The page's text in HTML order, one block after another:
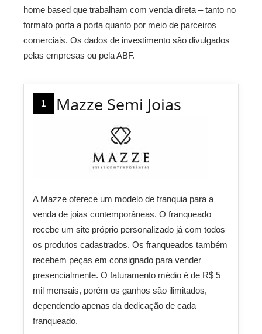
home based que trabalham com venda direta – tanto no
formato porta a porta quanto por meio de parceiros
comerciais. Os dados de investimento são divulgados
pelas empresas ou pela ABF.
1 Mazze Semi Joias
A Mazze oferece um modelo de franquia para a
venda de joias contemporâneas. O franqueado
recebe um site próprio personalizado já com todos
os produtos cadastrados. Os franqueados também
recebem peças em consignado para vender
presencialmente. O faturamento médio é de R$ 5
mil mensais, porém os ganhos são ilimitados,
dependendo apenas da dedicação de cada
franqueado.